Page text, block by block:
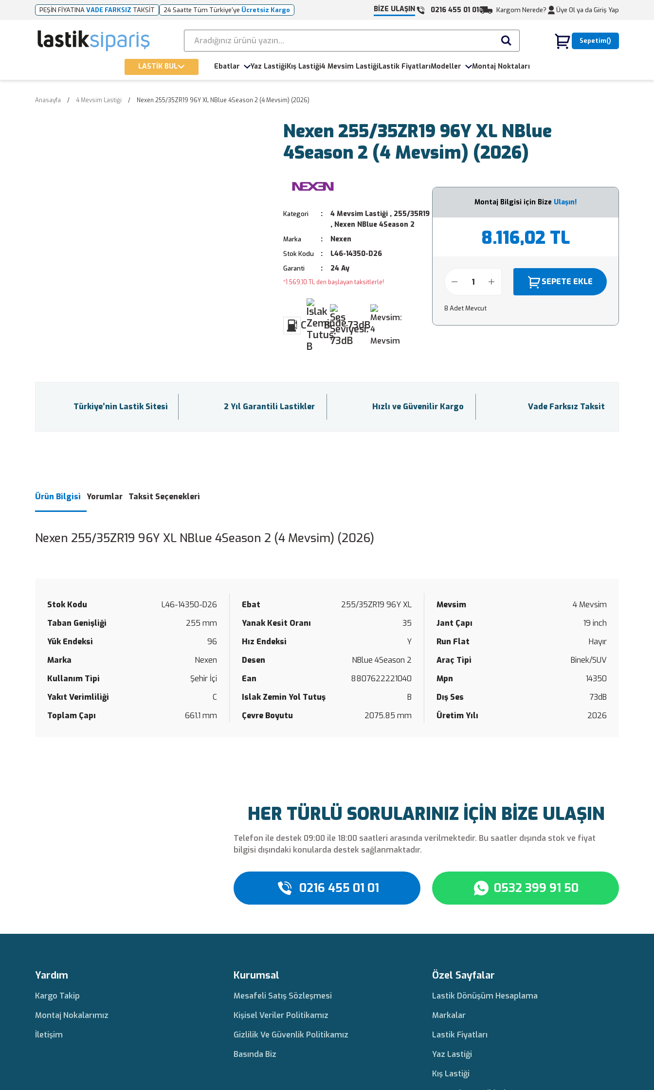
PEŞİN FİYATINAVADE FARKSIZ TAKSİT 24 Saatte Tüm Türkiye'ye Ücretsiz Kargo BİZE ULAŞIN 0216 455 01 01 Kargom Nerede? Üye Ol ya da Giriş Yap
Sepetim
LASTİK BUL Ebatlar Yaz LastiğiKış Lastiği4 Mevsim LastiğiLastik FiyatlarıModeller Montaj Noktaları
Anasayfa 4 Mevsim Lastiği Nexen 255/35ZR19 96Y XL NBlue 4Season 2 (4 Mevsim) (2026)
Nexen 255/35ZR19 96Y XL NBlue
4Season 2 (4 Mevsim) (2026)
Kategori 4 Mevsim Lastiği , 255/35R19
, Nexen NBlue 4Season 2
Marka Nexen
Stok Kodu L46-14350-D26
Garanti 24 Ay
*1.569,10 TL den başlayan taksitlerle!
C B 73dB
Montaj Bilgisi için Bize Ulaşın!
8.116,02 TL
SEPETE EKLE
8 Adet Mevcut
Türkiye’nin Lastik Sitesi 2 Yıl Garantili Lastikler Hızlı ve Güvenilir Kargo Vade Farksız Taksit
Ürün Bilgisi Yorumlar Taksit Seçenekleri
Nexen 255/35ZR19 96Y XL NBlue 4Season 2 (4 Mevsim) (2026)
Stok Kodu L46-14350-D26 Ebat 255/35ZR19 96Y XL Mevsim
4 Mevsim
Taban Genişliği
255 mm Yanak Kesit Oranı 35 Jant Çapı
19 inch
Yük Endeksi
96 Hız Endeksi Y Run Flat
Hayır
Marka
Nexen Desen NBlue 4Season 2 Araç Tipi
Binek/SUV
Kullanım Tipi
Şehir İçi Ean 8807622221040 Mpn
14350
Yakıt Verimliliği
C Islak Zemin Yol Tutuş B Dış Ses
73dB
Toplam Çapı
661.1 mm Çevre Boyutu 2075.85 mm Üretim Yılı 2026
HER TÜRLÜ SORULARINIZ İÇİN BİZE ULAŞIN
Telefon ile destek 09:00 ile 18:00 saatleri arasında verilmektedir. Bu saatler dışında stok ve fiyat
bilgisi dışındaki konularda destek sağlanmaktadır.
0216 455 01 01 0532 399 91 50
Yardım
Kargo Takip
Montaj Nokalarımız
İletişim
Kurumsal
Mesafeli Satış Sözleşmesi
Kişisel Veriler Politikamız
Gizlilik Ve Güvenlik Politikamız
Basında Biz
Özel Sayfalar
Lastik Dönüşüm Hesaplama
Markalar
Lastik Fiyatları
Yaz Lastiği
Kış Lastiği